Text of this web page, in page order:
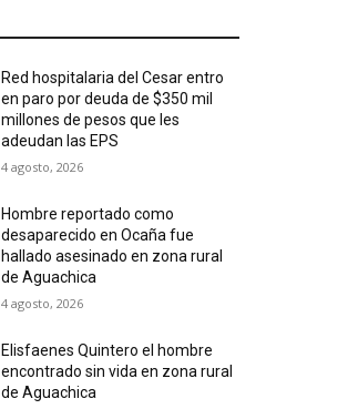
Red hospitalaria del Cesar entro
en paro por deuda de $350 mil
millones de pesos que les
adeudan las EPS
4 agosto, 2026
Hombre reportado como
desaparecido en Ocaña fue
hallado asesinado en zona rural
de Aguachica
4 agosto, 2026
Elisfaenes Quintero el hombre
encontrado sin vida en zona rural
de Aguachica